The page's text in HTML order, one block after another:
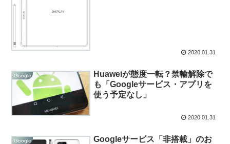
2020.01.31
Google
Huaweiが態度一転？禁輸解除で
も「Googleサービス・アプリを
使う予定なし」
2020.01.31
Google
Googleサービス「非搭載」のお